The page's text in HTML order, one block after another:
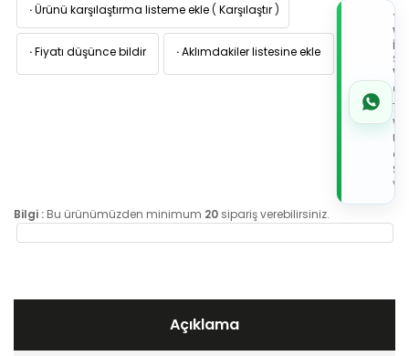
·Ürünü karşılaştırma listeme ekle ( Karşılaştır )
·Fiyatı düşünce bildir ·Aklımdakiler listesine ekle
İLE
de
Bilgi : Bu ürünümüzden minimum 20 sipariş verebilirsiniz.
Açıklama